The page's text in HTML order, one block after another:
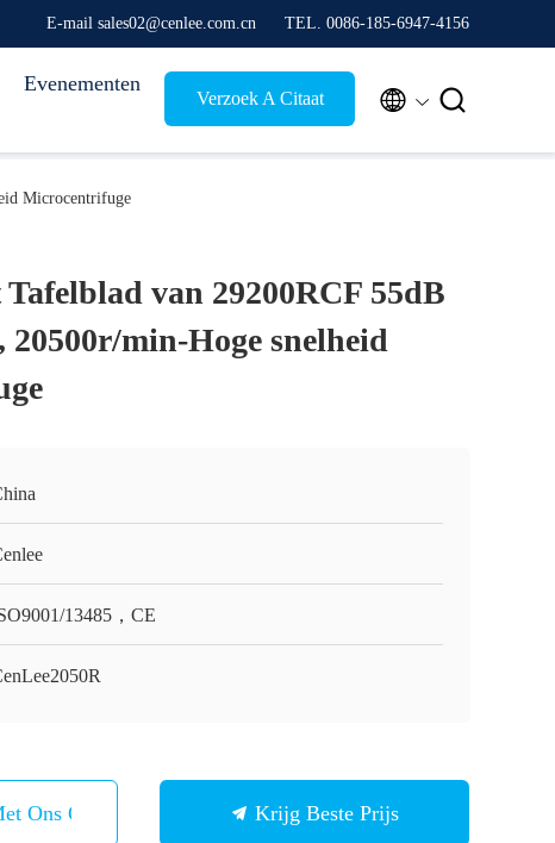
E-mail sales02@cenlee.com.cn TEL. 0086-185-6947-4156
Evenementen
Verzoek A Citaat  
Microcentrifuge
Tafelblad van 29200RCF 55dB
20500r/min-Hoge snelheid
13485，CE
Ons Op Krijg Beste Prijs